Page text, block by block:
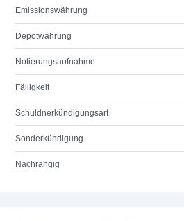
Emissionswährung
Depotwährung
Notierungsaufnahme
Fälligkeit
Schuldnerkündigungsart
Sonderkündigung
Nachrangig